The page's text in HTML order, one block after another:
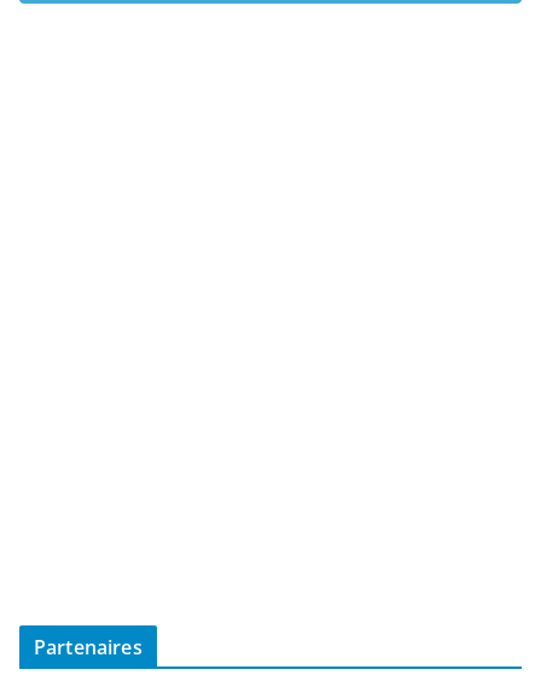
Partenaires